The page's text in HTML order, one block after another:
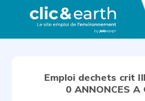
Emploi dechets crit
0 ANNONCES A